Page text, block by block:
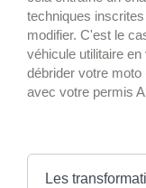
techniques
modifier. C'est le
véhicule utilitaire
débrider votre
avec votre permis
Les